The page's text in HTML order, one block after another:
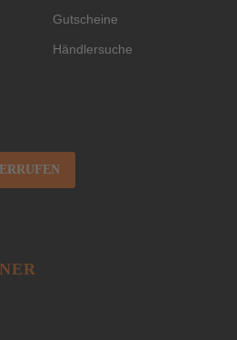
Gutscheine
Händlersuche